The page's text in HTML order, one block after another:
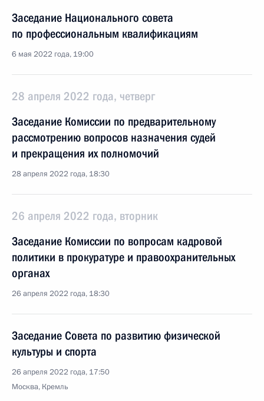
Заседание Национального совета
по профессиональным квалификациям
6 мая 2022 года, 19:00
28 апреля 2022 года, четверг
Заседание Комиссии по предварительному
рассмотрению вопросов назначения судей
и прекращения их полномочий
28 апреля 2022 года, 18:30
26 апреля 2022 года, вторник
Заседание Комиссии по вопросам кадровой
политики в прокуратуре и правоохранительных
органах
26 апреля 2022 года, 18:30
Заседание Совета по развитию физической
культуры и спорта
26 апреля 2022 года, 17:50
Москва, Кремль